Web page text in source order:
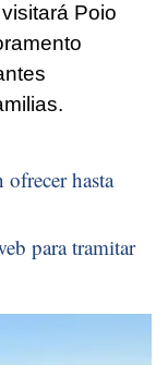
Poio
hasta
para tramitar